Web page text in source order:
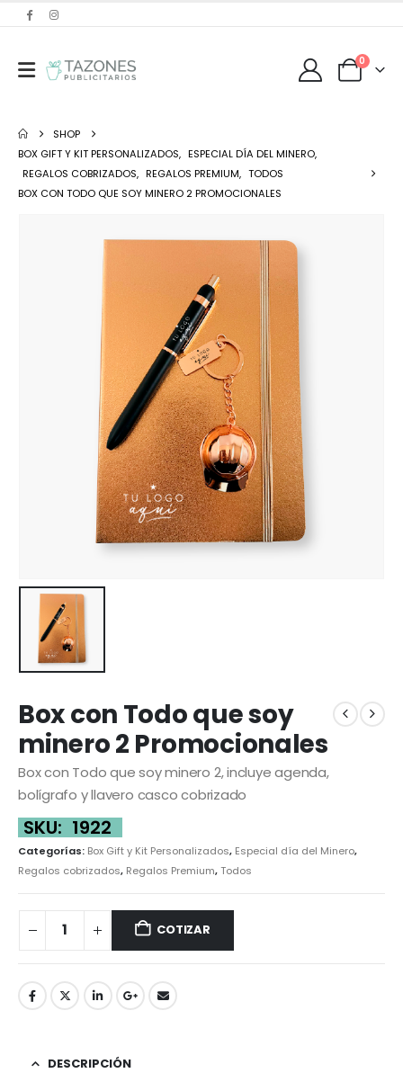
0
SHOP
BOX GIFT Y KIT PERSONALIZADOS, ESPECIAL DÍA DEL MINERO,
REGALOS COBRIZADOS, REGALOS PREMIUM, TODOS
BOX CON TODO QUE SOY MINERO 2 PROMOCIONALES
Box con Todo que soy
minero 2 Promocionales
Box con Todo que soy minero 2, incluye agenda,
bolígrafo y llavero casco cobrizado
SKU: 1922
Categorías: Box Gift y Kit Personalizados, Especial día del Minero,
Regalos cobrizados, Regalos Premium,Todos
COTIZAR
DESCRIPCIÓN